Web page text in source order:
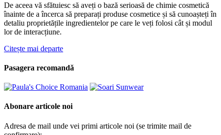
De aceea vă sfătuiesc să aveți o bază serioasă de chimie cosmetică
înainte de a încerca să preparați produse cosmetice și să cunoașteți în
detaliu proprietățile ingredientelor pe care le veți folosi cât și modul
lor de interacțiune.
Citește mai departe
Pasagera recomandă
Abonare articole noi
Adresa de mail unde vei primi articole noi (se trimite mail de